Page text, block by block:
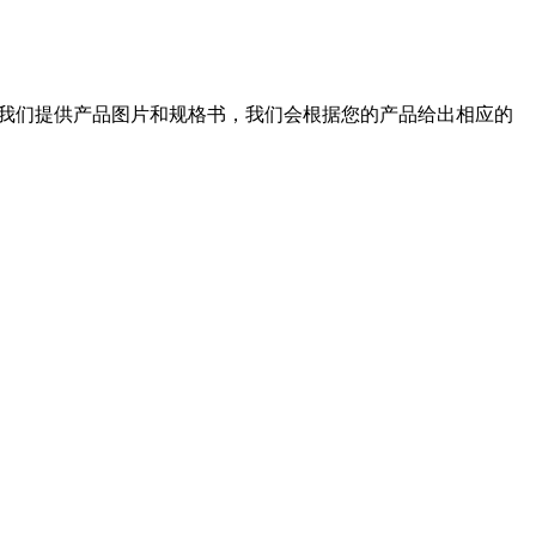
提供产品图片和规格书，我们会根据您的产品给出相应的